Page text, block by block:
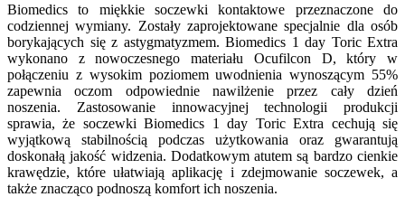
Biomedics to miękkie soczewki kontaktowe przeznaczone do
codziennej wymiany. Zostały zaprojektowane specjalnie dla osób
borykających się z astygmatyzmem. Biomedics 1 day Toric Extra
wykonano z nowoczesnego materiału Ocufilcon D, który w
połączeniu z wysokim poziomem uwodnienia wynoszącym 55%
zapewnia oczom odpowiednie nawilżenie przez cały dzień
noszenia. Zastosowanie innowacyjnej technologii produkcji
sprawia, że soczewki Biomedics 1 day Toric Extra cechują się
wyjątkową stabilnością podczas użytkowania oraz gwarantują
doskonałą jakość widzenia. Dodatkowym atutem są bardzo cienkie
krawędzie, które ułatwiają aplikację i zdejmowanie soczewek, a
także znacząco podnoszą komfort ich noszenia.